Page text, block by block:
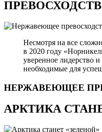
Несмотря на все
в 2020 году
уверенное лидерство
необходимые для
НЕРЖАВЕЮЩЕЕ
АРКТИКА